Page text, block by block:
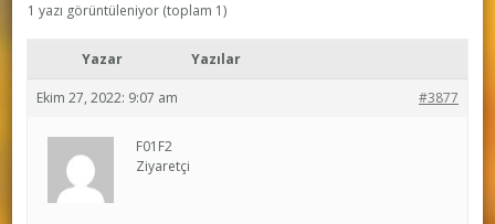
1 yazı görüntüleniyor (toplam 1)
Yazar Yazılar
Ekim 27, 2022: 9:07 am #3877
F01F2
Ziyaretçi